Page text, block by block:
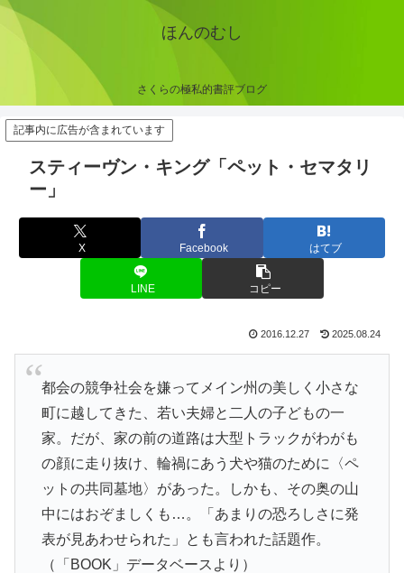
ほんのむし
さくらの極私的書評ブログ
記事内に広告が含まれています
スティーヴン・キング「ペット・セマタリ
ー」
X Facebook はてブ
LINE コピー
2016.12.27 2025.08.24
都会の競争社会を嫌ってメイン州の美しく小さな
町に越してきた、若い夫婦と二人の子どもの一
家。だが、家の前の道路は大型トラックがわがも
の顔に走り抜け、輪禍にあう犬や猫のために〈ペ
ットの共同墓地〉があった。しかも、その奥の山
中にはおぞましくも…。「あまりの恐ろしさに発
表が見あわせられた」とも言われた話題作。
（「BOOK」データベースより）